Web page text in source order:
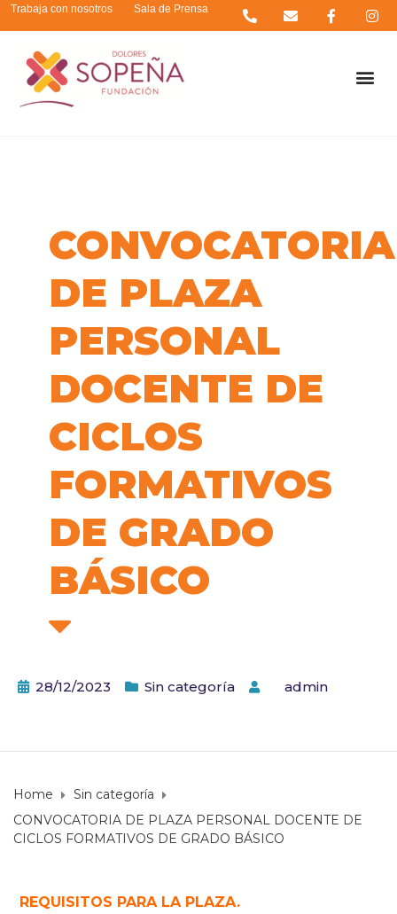
Trabaja con nosotros Sala de Prensa
CONVOCATORIA
DE PLAZA
PERSONAL
DOCENTE DE
CICLOS
FORMATIVOS
DE GRADO
BÁSICO
28/12/2023 Sin categoría admin
Home
Sin categoría
CONVOCATORIA DE PLAZA PERSONAL DOCENTE DE
CICLOS FORMATIVOS DE GRADO BÁSICO
REQUISITOS PARA LA PLAZA.